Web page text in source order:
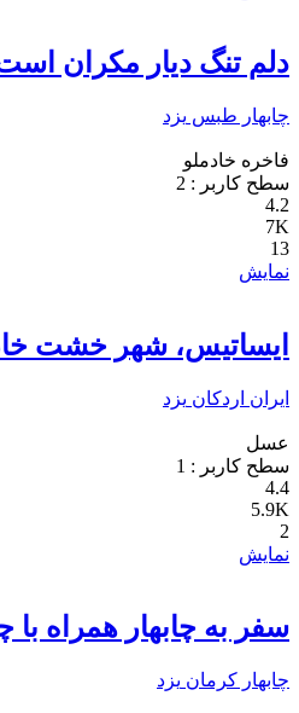
دلم تنگ دیار مکران
چابهار طبس یزد
فاخره خادملو
سطح کاربر : 2
4.2
7K
13
نمایش
ایساتیس، شهر خشت
ایران اردکان یزد
عسل
سطح کاربر : 1
4.4
5.9K
2
نمایش
سفر به چابهار همراه با
چابهار کرمان یزد